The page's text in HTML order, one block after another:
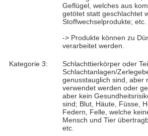
Geflügel, welches aus
getötet statt geschlachtet
Stoffwechselprodukte; etc.
-> Produkte können zu
verarbeitet werden.
Kategorie 3:
Schlachttierkörper oder
Schlachtanlagen/
genusstauglich sind, aber
verwendet werden oder
aber kein
sind; Blut, Häute, Füsse,
Federn, Felle, welche
Mensch und Tier
etc.